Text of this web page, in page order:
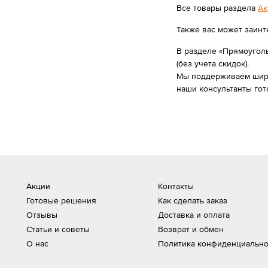
Все товары раздела
Также вас может
В разделе
(без учета скидок).
Мы поддерживаем
наши консультанты
Акции
Готовые решения
Отзывы
Статьи и советы
О нас
Контакты
Как сделать заказ
Доставка и оплата
Возврат и обмен
Политика